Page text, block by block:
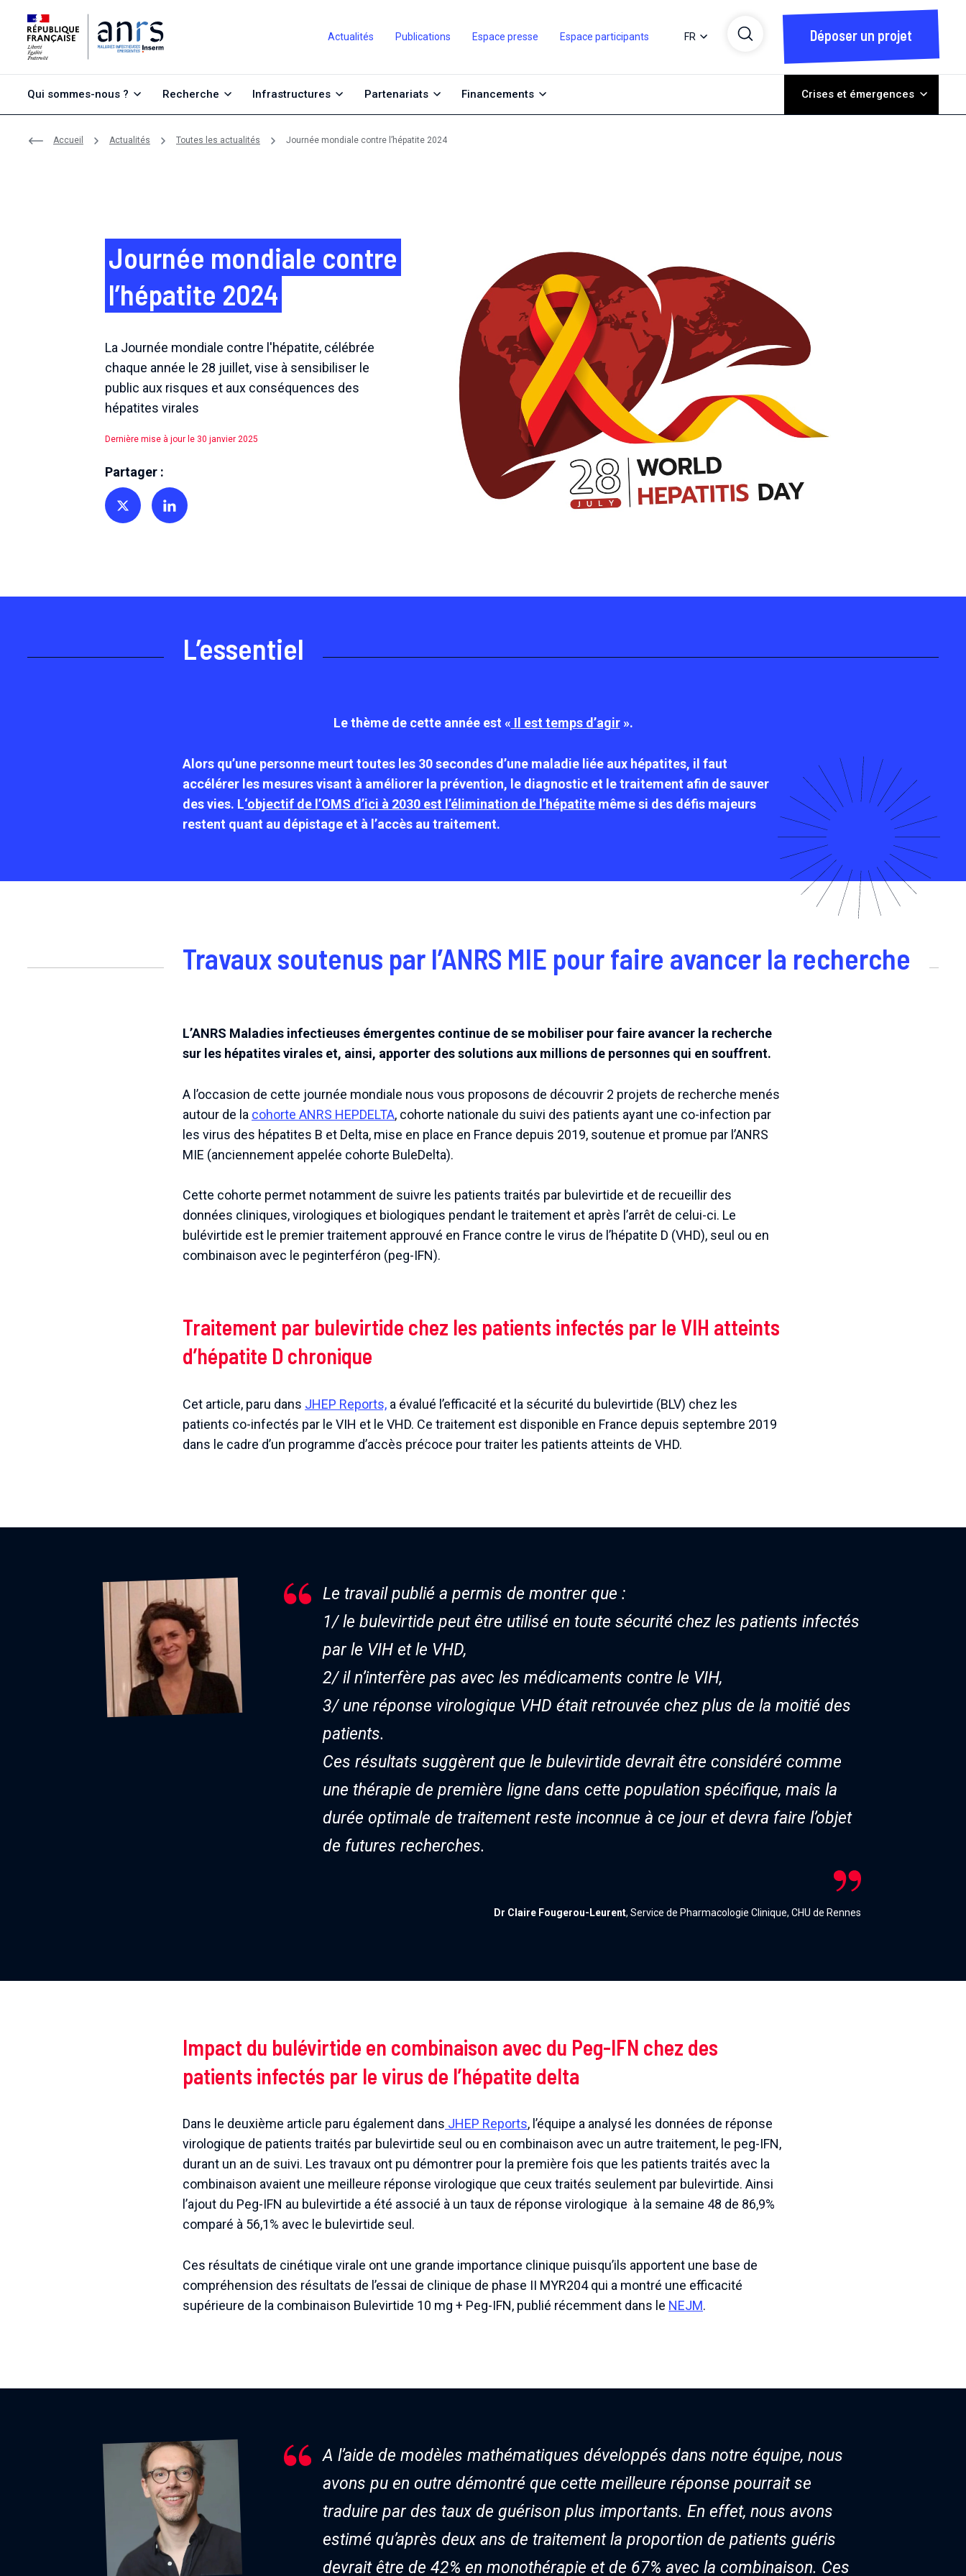
Actualités Publications Espace presse Espace participants FR Déposer un projet
Qui sommes-nous ? Recherche Infrastructures Partenariats Financements Crises et émergences
Accueil Actualités Toutes les actualités Journée mondiale contre l’hépatite 2024
Journée mondiale contre
l’hépatite 2024
La Journée mondiale contre l'hépatite, célébrée
chaque année le 28 juillet, vise à sensibiliser le
public aux risques et aux conséquences des
hépatites virales
Dernière mise à jour le 30 janvier 2025
Partager :
Partager sur TwitterPartager sur Linkedin
L’essentiel
Le thème de cette année est « Il est temps d’agir».
Alors qu’une personne meurt toutes les 30 secondes d’une maladie liée aux hépatites, il faut
accélérer les mesures visant à améliorer la prévention, le diagnostic et le traitement afin de sauver
des vies. L‘objectif de l’OMS d’ici à 2030 est l’élimination de l’hépatite même si des défis majeurs
restent quant au dépistage et à l’accès au traitement.
Travaux soutenus par l’ANRS MIE pour faire avancer la recherche
L’ANRS Maladies infectieuses émergentes continue de se mobiliser pour faire avancer la recherche
sur les hépatites virales et, ainsi, apporter des solutions aux millions de personnes qui en souffrent.
A l’occasion de cette journée mondiale nous vous proposons de découvrir 2 projets de recherche menés
autour de la cohorte ANRS HEPDELTA, cohorte nationale du suivi des patients ayant une co-infection par
les virus des hépatites B et Delta, mise en place en France depuis 2019, soutenue et promue par l’ANRS
MIE (anciennement appelée cohorte BuleDelta).
Cette cohorte permet notamment de suivre les patients traités par bulevirtide et de recueillir des
données cliniques, virologiques et biologiques pendant le traitement et après l’arrêt de celui-ci. Le
bulévirtide est le premier traitement approuvé en France contre le virus de l’hépatite D (VHD), seul ou en
combinaison avec le peginterféron (peg-IFN).
Traitement par bulevirtide chez les patients infectés par le VIH atteints
d’hépatite D chronique
Cet article, paru dans JHEP Reports, a évalué l’efficacité et la sécurité du bulevirtide (BLV) chez les
patients co-infectés par le VIH et le VHD. Ce traitement est disponible en France depuis septembre 2019
dans le cadre d’un programme d’accès précoce pour traiter les patients atteints de VHD.
Le travail publié a permis de montrer que :
1/ le bulevirtide peut être utilisé en toute sécurité chez les patients infectés
par le VIH et le VHD,
2/ il n’interfère pas avec les médicaments contre le VIH,
3/ une réponse virologique VHD était retrouvée chez plus de la moitié des
patients.
Ces résultats suggèrent que le bulevirtide devrait être considéré comme
une thérapie de première ligne dans cette population spécifique, mais la
durée optimale de traitement reste inconnue à ce jour et devra faire l’objet
de futures recherches.
Dr Claire Fougerou-Leurent, Service de Pharmacologie Clinique, CHU de Rennes
Impact du bulévirtide en combinaison avec du Peg-IFN chez des
patients infectés par le virus de l’hépatite delta
Dans le deuxième article paru également dans JHEP Reports, l’équipe a analysé les données de réponse
virologique de patients traités par bulevirtide seul ou en combinaison avec un autre traitement, le peg-IFN,
durant un an de suivi. Les travaux ont pu démontrer pour la première fois que les patients traités avec la
combinaison avaient une meilleure réponse virologique que ceux traités seulement par bulevirtide. Ainsi
l’ajout du Peg-IFN au bulevirtide a été associé à un taux de réponse virologique à la semaine 48 de 86,9%
comparé à 56,1% avec le bulevirtide seul.
Ces résultats de cinétique virale ont une grande importance clinique puisqu’ils apportent une base de
compréhension des résultats de l’essai de clinique de phase II MYR204 qui a montré une efficacité
supérieure de la combinaison Bulevirtide 10 mg + Peg-IFN, publié récemment dans le NEJM.
A l’aide de modèles mathématiques développés dans notre équipe, nous
avons pu en outre démontré que cette meilleure réponse pourrait se
traduire par des taux de guérison plus importants. En effet, nous avons
estimé qu’après deux ans de traitement la proportion de patients guéris
devrait être de 42% en monothérapie et de 67% avec la combinaison. Ces